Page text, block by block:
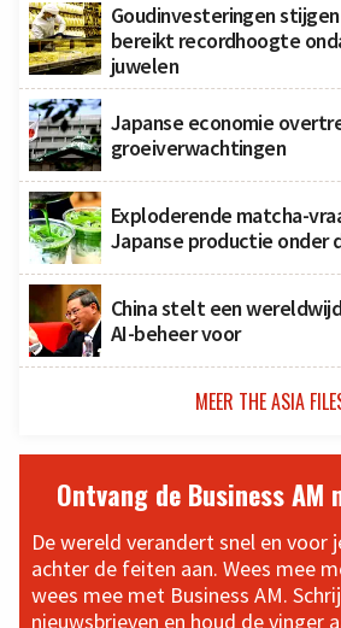
Goudinvesteringen
bereikt recordhoogte
juwelen
Japanse economie
groeiverwachtingen
Exploderende matcha-
Japanse productie onder
China stelt een
AI-beheer voor
MEER THE ASIA
Ontvang de Business AM
De wereld verandert snel en voor
achter de feiten aan. Wees mee
wees mee met Business AM.
nieuwsbrieven en houd de vinger